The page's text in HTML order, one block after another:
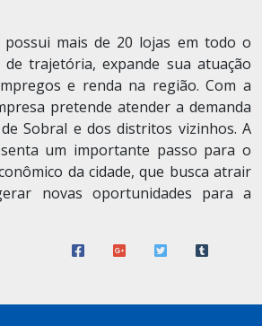
mais de 20 lojas em todo o
trajetória, expande sua atuação
e renda na região. Com a
pretende atender a demanda
Sobral e dos distritos vizinhos. A
um importante passo para o
da cidade, que busca atrair
novas oportunidades para a